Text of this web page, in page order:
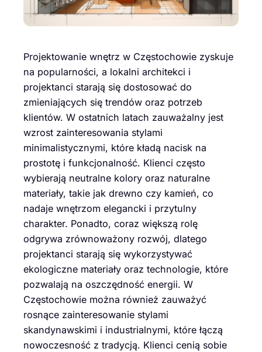
Projektowanie wnętrz w Częstochowie zyskuje
na popularności, a lokalni architekci i
projektanci starają się dostosować do
zmieniających się trendów oraz potrzeb
klientów. W ostatnich latach zauważalny jest
wzrost zainteresowania stylami
minimalistycznymi, które kładą nacisk na
prostotę i funkcjonalność. Klienci często
wybierają neutralne kolory oraz naturalne
materiały, takie jak drewno czy kamień, co
nadaje wnętrzom elegancki i przytulny
charakter. Ponadto, coraz większą rolę
odgrywa zrównoważony rozwój, dlatego
projektanci starają się wykorzystywać
ekologiczne materiały oraz technologie, które
pozwalają na oszczędność energii. W
Częstochowie można również zauważyć
rosnące zainteresowanie stylami
skandynawskimi i industrialnymi, które łączą
nowoczesność z tradycją. Klienci cenią sobie